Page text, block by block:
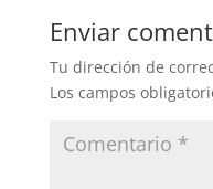
Enviar
Tu dirección de
Los campos